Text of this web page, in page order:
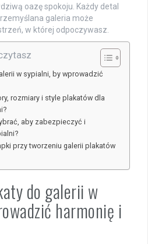
oazę spokoju. Każdy detal
galeria może
w której odpoczywasz.
w sypialni, by wprowadzić
rozmiary i style plakatów dla
aby zabezpieczyć i
przy tworzeniu galerii plakatów
do galerii w
harmonię i